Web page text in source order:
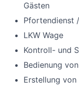
Gästen
Pfortendienst
LKW Wage
Kontroll- und
Bedienung
Erstellung